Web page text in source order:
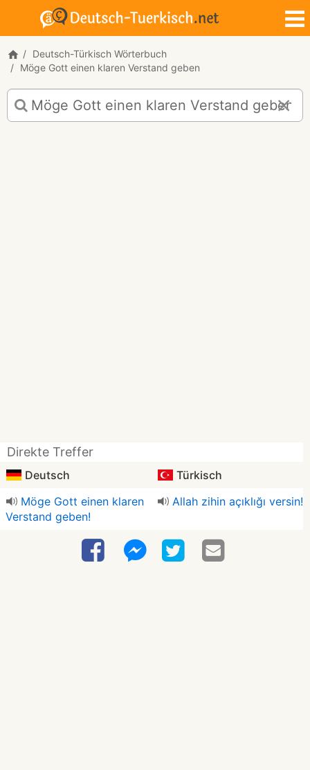
Deutsch-Türkisch Wörterbuch
Möge Gott einen klaren Verstand geben
Deutsch-
Türkisch
Übersetzung
Direkte Treffer
Deutsch
Türkisch
Möge Gott einen klaren
Verstand geben!
Allah zihin açıklığı versin!